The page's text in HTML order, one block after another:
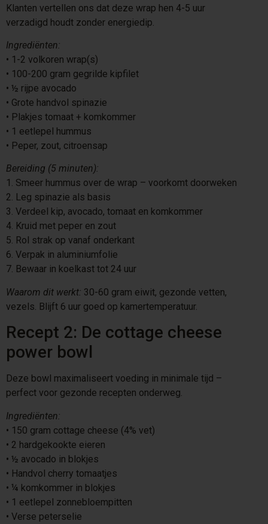
Klanten vertellen ons dat deze wrap hen 4-5 uur
verzadigd houdt zonder energiedip.
Ingrediënten:
•⁠ ⁠1-2 volkoren wrap(s)
•⁠ ⁠100-200 gram gegrilde kipfilet
•⁠ ⁠½ rijpe avocado
•⁠ ⁠Grote handvol spinazie
•⁠ ⁠Plakjes tomaat + komkommer
•⁠ ⁠1 eetlepel hummus
•⁠ ⁠Peper, zout, citroensap
Bereiding (5 minuten):
1.⁠ ⁠Smeer hummus over de wrap – voorkomt doorweken
2.⁠ ⁠Leg spinazie als basis
3.⁠ ⁠Verdeel kip, avocado, tomaat en komkommer
4.⁠ ⁠Kruid met peper en zout
5.⁠ ⁠Rol strak op vanaf onderkant
6.⁠ ⁠Verpak in aluminiumfolie
7.⁠ ⁠Bewaar in koelkast tot 24 uur
Waarom dit werkt: 30-60 gram eiwit, gezonde vetten,
vezels. Blijft 6 uur goed op kamertemperatuur.
Recept 2: De cottage cheese
power bowl
Deze bowl maximaliseert voeding in minimale tijd –
perfect voor gezonde recepten onderweg.
Ingrediënten:
•⁠ ⁠150 gram cottage cheese (4% vet)
•⁠ ⁠2 hardgekookte eieren
•⁠ ⁠½ avocado in blokjes
•⁠ ⁠Handvol cherry tomaatjes
•⁠ ⁠¼ komkommer in blokjes
•⁠ ⁠1 eetlepel zonnebloempitten
•⁠ ⁠Verse peterselie